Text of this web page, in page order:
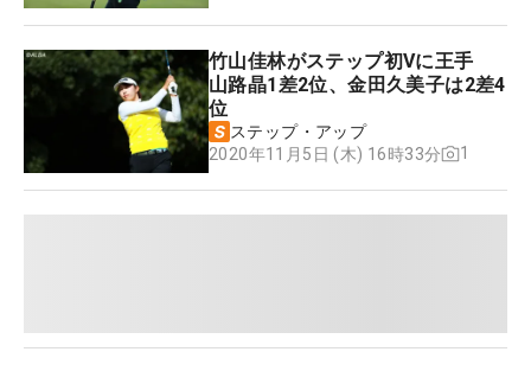
竹山佳林がステップ初Vに王手
山路晶1差2位、金田久美子は2差4
位
ステップ・アップ
2020年11月5日 (木) 16時33分
1